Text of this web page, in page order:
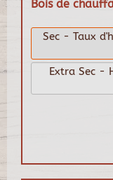
Bois de
Sec - Taux
Extra Sec -